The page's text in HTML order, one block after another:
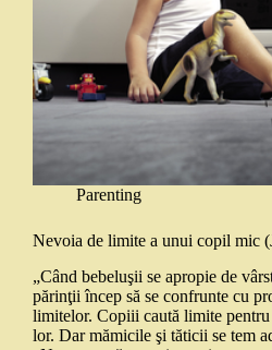
Parenting
Nevoia de limite a unui copil mic
„Când bebeluşii se apropie de
părinţii încep să se confrunte cu
limitelor. Copiii caută limite
lor. Dar mămicile şi tăticii se tem